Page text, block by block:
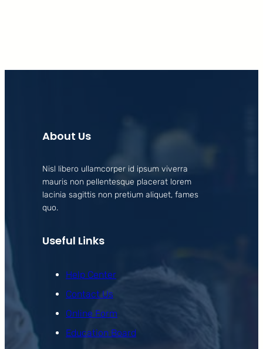
About Us
Nisl libero ullamcorper id ipsum viverra
mauris non pellentesque placerat lorem
lacinia sagittis non pretium aliquet, fames
quo.
Useful Links
Help Center
Contact Us
Online Form
Education Board